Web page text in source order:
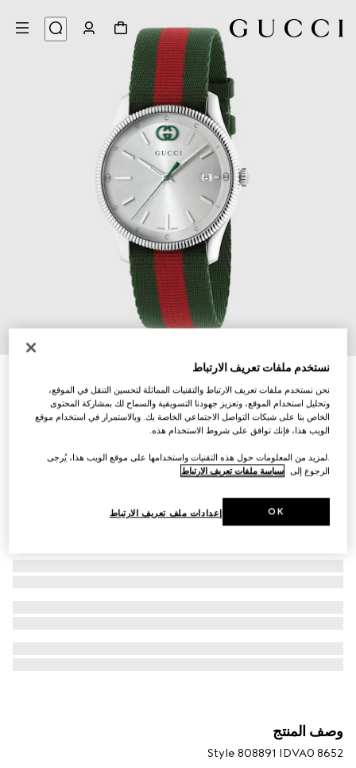
وصف المنتج
Style ‎808891 IDVA0 8652
نستخدم ملفات تعريف الارتباط
نحن نستخدم ملفات تعريف الارتباط والتقنيات المماثلة لتحسين التنقل في الموقع،
وتحليل استخدام الموقع، وتعزيز جهودنا التسويقية والسماح لك بمشاركة المحتوى
الخاص بنا على شبكات التواصل الاجتماعي الخاصة بك. وبالاستمرار في استخدام موقع
الويب هذا، فإنك توافق على شروط الاستخدام هذه.
.لمزيد من المعلومات حول هذه التقنيات واستخدامها على موقع الويب هذا، يُرجى
الرجوع إلى سياسة ملفات تعريف الارتباط
إعدادات ملف تعريف الارتباط OK